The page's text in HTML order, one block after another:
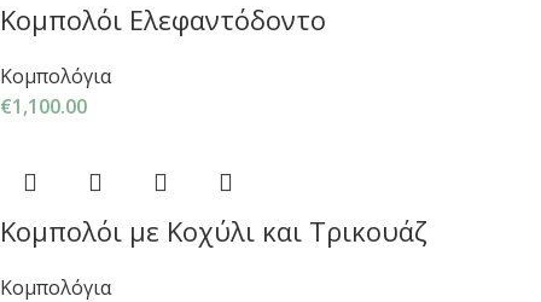
Κομπολόι Ελεφαντόδοντο
Κομπολόγια
€1,100.00
Κομπολόι με Κοχύλι και Τρικουάζ
Κομπολόγια